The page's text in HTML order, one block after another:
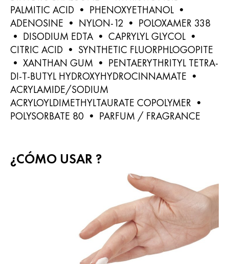
PALMITIC ACID • PHENOXYETHANOL •
ADENOSINE • NYLON-12 • POLOXAMER 338
• DISODIUM EDTA • CAPRYLYL GLYCOL •
CITRIC ACID • SYNTHETIC FLUORPHLOGOPITE
• XANTHAN GUM • PENTAERYTHRITYL TETRA-
DI-T-BUTYL HYDROXYHYDROCINNAMATE •
ACRYLAMIDE/SODIUM
ACRYLOYLDIMETHYLTAURATE COPOLYMER •
POLYSORBATE 80 • PARFUM / FRAGRANCE
¿CÓMO USAR ?